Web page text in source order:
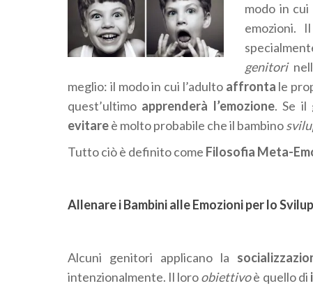
modo in cui
emozioni.
genitori
meglio: il modo in cui l’adulto affronta le
quest’ultimo apprenderà l’emozione. Se il
evitareè molto probabile che il bambino
Tutto ciò è definito come Filosofia Meta-
Allenare i Bambini alle Emozioni per lo
Alcuni genitori applicano la
intenzionalmente. Il loroobiettivoè quello di